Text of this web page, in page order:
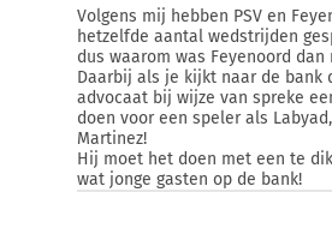
Volgens mij hebben PSV en
hetzelfde aantal wedstrijden
dus waarom was Feyenoord
Daarbij als je kijkt naar de bank
advocaat bij wijze van spreke
doen voor een speler als
Martinez!
Hij moet het doen met een te
wat jonge gasten op de bank!